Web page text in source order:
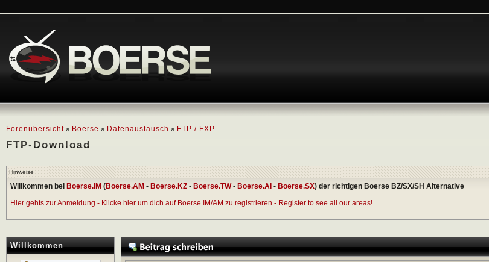
Forenübersicht » Boerse » Datenaustausch » FTP / FXP
FTP-Download
Hinweise
Willkommen bei Boerse.IM (Boerse.AM - Boerse.KZ - Boerse.TW- Boerse.AI - Boerse.SX) der richtigen Boerse BZ/SX/SH Alternative
Hier gehts zur Anmeldung - Klicke hier um dich auf Boerse.IM/AM zu registrieren - Register to see all our areas!
Willkommen